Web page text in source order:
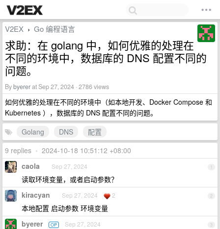
V2EX › Go 编程语言
求助：在 golang 中，如何优雅的处理在
不同的环境中，数据库的 DNS 配置不同的
问题。
Bybyererat Sep 27, 2024 · 2786 views
如何优雅的处理在不同的环境中（如本地开发、Docker Compose 和
Kubernetes ），数据库的 DNS 配置不同的问题。
Golang
DNS
配置
9 replies • 2024-10-18 10:51:12 +08:00
1
caola Sep 27, 2024
读取环境变量，或者启动参数？
2
kiracyan Sep 27, 2024 2
本地配置 启动参数 环境变量
3
byerer OP Sep 27, 2024